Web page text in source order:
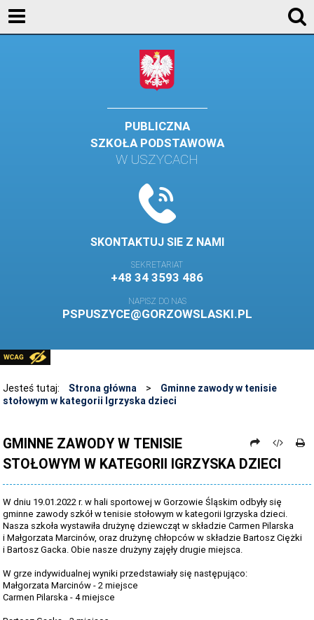
PUBLICZNA
SZKOŁA PODSTAWOWA
W USZYCACH
SKONTAKTUJ SIE Z NAMI
SEKRETARIAT
+48 34 3593 486
NAPISZ DO NAS
PSPUSZYCE@GORZOWSLASKI.PL
STANDARDY OCHRONY MAŁOLETNICH
PRZECIWDZIAŁANIE PRZEMOCY RÓWIEŚNICZEJ
ŚWIETLICA
LABORATORIUM PRZYSZŁOŚCI
KONKURSY
ZAWODY SPORTOWE
ARCHIWUM STRONY
DANE OSOBOWE
Jesteś tutaj: Strona główna >
Gminne zawody w tenisie
stołowym w kategorii Igrzyska dzieci
GMINNE ZAWODY W TENISIE
STOŁOWYM W KATEGORII IGRZYSKA DZIECI
W dniu 19.01.2022 r. w hali sportowej w Gorzowie Śląskim odbyły się
gminne zawody szkół w tenisie stołowym w kategorii Igrzyska dzieci.
Nasza szkoła wystawiła drużynę dziewcząt w składzie Carmen Pilarska
i Małgorzata Marcinów, oraz drużynę chłopców w składzie Bartosz Ciężki
i Bartosz Gacka. Obie nasze drużyny zajęły drugie miejsca.
W grze indywidualnej wyniki przedstawiały się następująco:
Małgorzata Marcinów - 2 miejsce
Carmen Pilarska - 4 miejsce